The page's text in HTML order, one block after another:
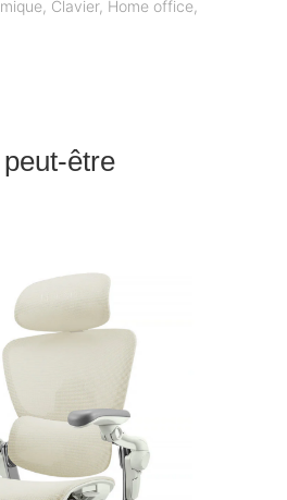
, Clavier, Home office,
être